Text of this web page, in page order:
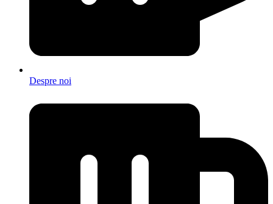
Despre noi